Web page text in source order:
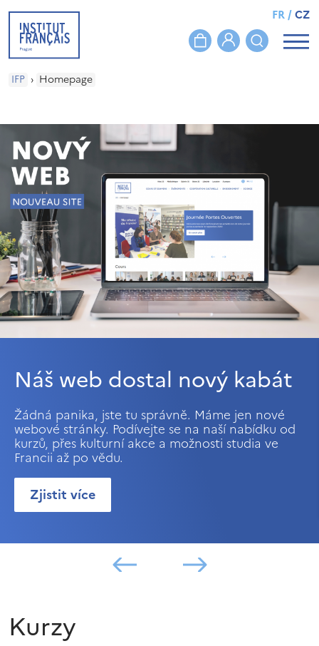
FR/CZ
IFP › Homepage
Náš web dostal nový kabát
Žádná panika, jste tu správně. Máme jen nové
webové stránky. Podívejte se na naší nabídku od
kurzů, přes kulturní akce a možnosti studia ve
Francii až po vědu.
Zjistit více
Kurzy